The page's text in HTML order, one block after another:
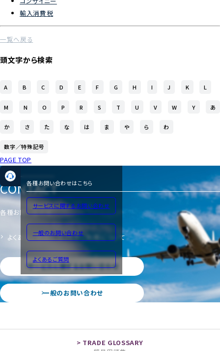
輸入消費税
一覧へ戻る
頭文字から検索
A B C D E F G H I J K L
M N O P R S T U V W Y あ
か さ た な は ま や ら わ
数字／特殊記号
PAGE TOP
各種お問い合わせはこちら
サービスに関するお問い合わせ
一般のお問い合わせ
よくあるご質問
CONTACT
各種お問い合わせ
よくあるご質問 サイトのご利用について
サービスに関するお問い合わせ
一般のお問い合わせ